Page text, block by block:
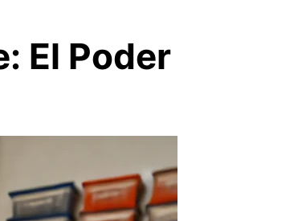
El Poder